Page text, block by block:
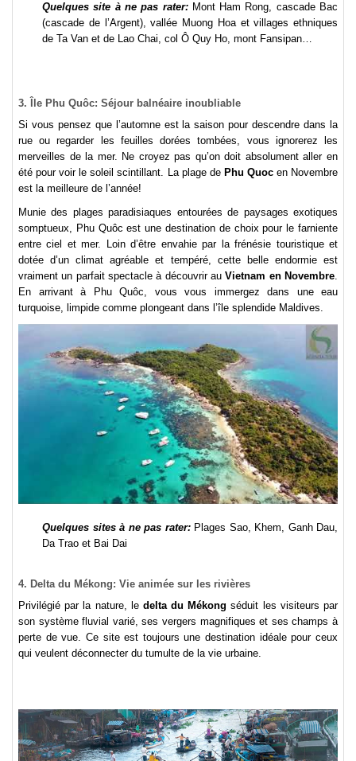
Quelques site à ne pas rater:Mont Ham Rong, cascade Bac
(cascade de l’Argent), vallée Muong Hoa et villages ethniques
de Ta Van et de Lao Chai, col Ô Quy Ho, mont Fansipan…
3. Île Phu Quôc: Séjour balnéaire inoubliable
Si vous pensez que l’automne est la saison pour descendre dans la
rue ou regarder les feuilles dorées tombées, vous ignorerez les
merveilles de la mer. Ne croyez pas qu’on doit absolument aller en
été pour voir le soleil scintillant. La plage de Phu Quocen Novembre
est la meilleure de l’année!
Munie des plages paradisiaques entourées de paysages exotiques
somptueux, Phu Quôc est une destination de choix pour le farniente
entre ciel et mer. Loin d’être envahie par la frénésie touristique et
dotée d’un climat agréable et tempéré, cette belle endormie est
vraiment un parfait spectacle à découvrir auVietnam en Novembre.
En arrivant à Phu Quôc, vous vous immergez dans une eau
turquoise, limpide comme plongeant dans l’île splendide Maldives.
Quelques sites à ne pas rater:Plages Sao, Khem, Ganh Dau,
Da Trao et Bai Dai
4. Delta du Mékong: Vie animée sur les rivières
Privilégié par la nature, le delta du Mékong séduit les visiteurs par
son système fluvial varié, ses vergers magnifiques et ses champs à
perte de vue. Ce site est toujours une destination idéale pour ceux
qui veulent déconnecter du tumulte de la vie urbaine.